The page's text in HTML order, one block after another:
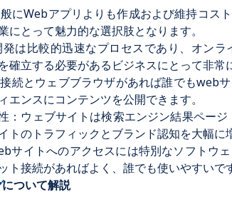
にWebアプリよりも作成および維持コス
とって魅力的な選択肢となります。
発は比較的迅速なプロセスであり、オン
立する必要があるビジネスにとって非常
続とウェブブラウザがあれば誰でもweb
ンスにコンテンツを公開できます。
：ウェブサイトは検索エンジン結果ペー
のトラフィックとブランド認知を大幅に
サイトへのアクセスには特別なソフトウ
接続があればよく、誰でも使いやすいで
について解説